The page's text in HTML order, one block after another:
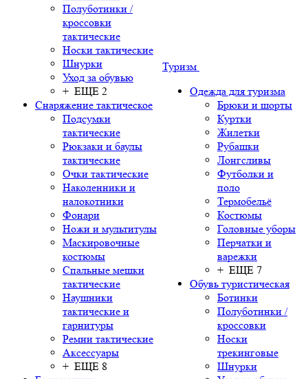
Полуботинки /
кроссовки
тактические
Носки тактические
Шнурки
Уход за обувью
+ ЕЩЕ 2
Снаряжение тактическое
Подсумки
тактические
Рюкзаки и баулы
тактические
Очки тактические
Наколенники и
налокотники
Фонари
Ножи и мультитулы
Маскировочные
костюмы
Спальные мешки
тактические
Наушники
тактические и
гарнитуры
Ремни тактические
Аксессуары
+ ЕЩЕ 8
Туризм
Одежда для туризма
Брюки и шорты
Куртки
Жилетки
Рубашки
Лонгсливы
Футболки и
поло
Термобельё
Костюмы
Головные уборы
Перчатки и
варежки
+ ЕЩЕ 7
Обувь туристическая
Ботинки
Полуботинки /
кроссовки
Носки
трекинговые
Шнурки